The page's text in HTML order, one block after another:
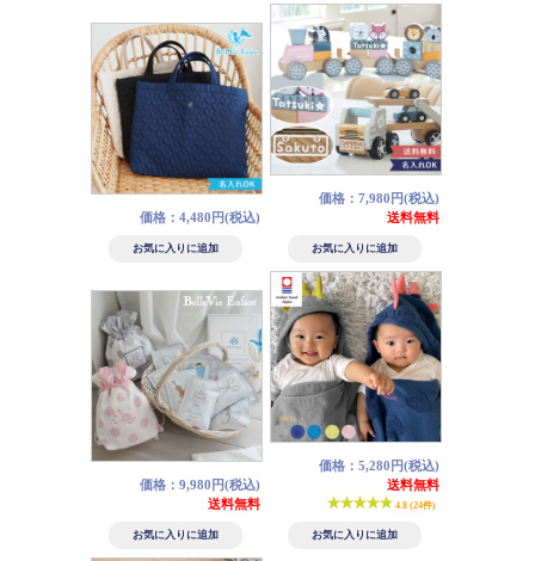
価格：4,480円(税込)
価格：7,980円(税込)
送料無料
価格：9,980円(税込)
送料無料
価格：5,280円(税込)
送料無料
4.8 (24件)